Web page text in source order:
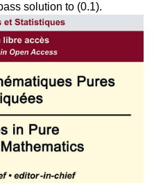
solution to (0.1).